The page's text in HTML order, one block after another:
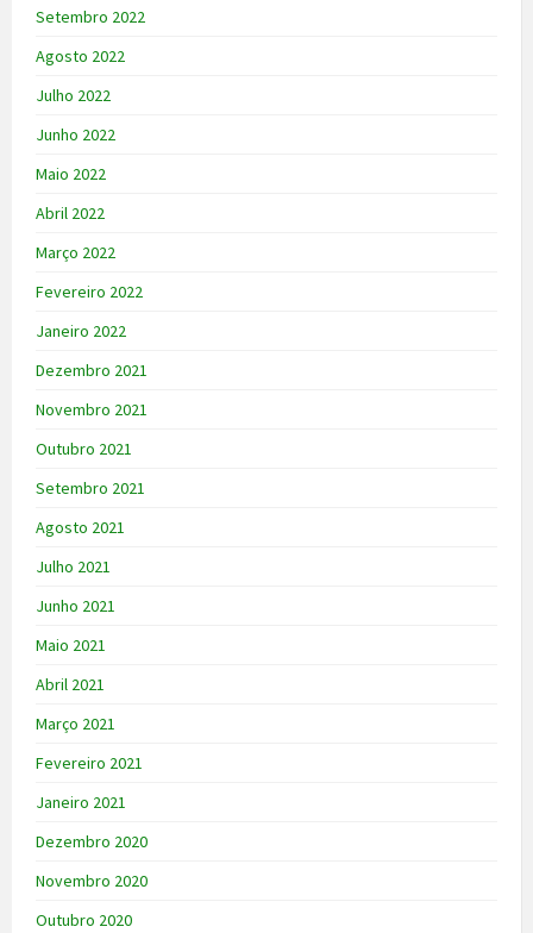
Setembro 2022
Agosto 2022
Julho 2022
Junho 2022
Maio 2022
Abril 2022
Março 2022
Fevereiro 2022
Janeiro 2022
Dezembro 2021
Novembro 2021
Outubro 2021
Setembro 2021
Agosto 2021
Julho 2021
Junho 2021
Maio 2021
Abril 2021
Março 2021
Fevereiro 2021
Janeiro 2021
Dezembro 2020
Novembro 2020
Outubro 2020